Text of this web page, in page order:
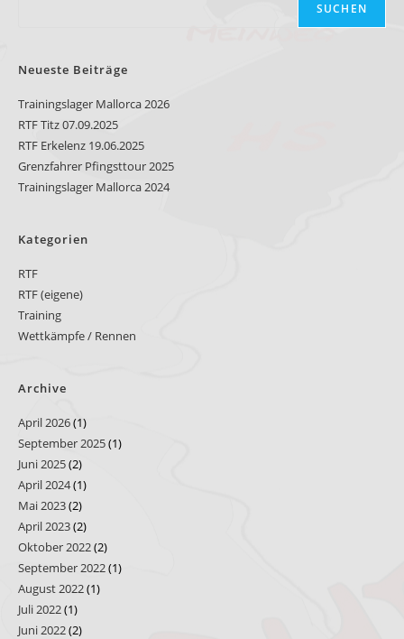
SUCHEN
Neueste Beiträge
Trainingslager Mallorca 2026
RTF Titz 07.09.2025
RTF Erkelenz 19.06.2025
Grenzfahrer Pfingsttour 2025
Trainingslager Mallorca 2024
Kategorien
RTF
RTF (eigene)
Training
Wettkämpfe / Rennen
Archive
April 2026(1)
September 2025(1)
Juni 2025(2)
April 2024(1)
Mai 2023(2)
April 2023(2)
Oktober 2022(2)
September 2022(1)
August 2022(1)
Juli 2022(1)
Juni 2022(2)